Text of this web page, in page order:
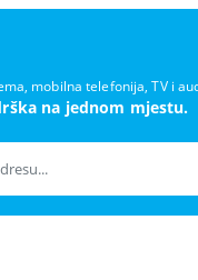
mobilna telefonija, TV i
na jednom mjestu.